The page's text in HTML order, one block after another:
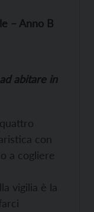
– Anno B
abitare in
con
a cogliere
vigilia è la